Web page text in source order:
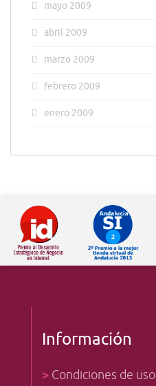
mayo 2009
abril 2009
marzo 2009
febrero 2009
enero 2009
Información
> Condiciones de uso